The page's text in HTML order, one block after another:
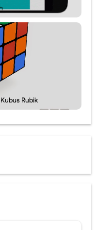
Rubik